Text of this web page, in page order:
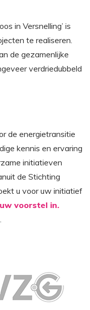
in Versnelling’ is
te realiseren.
de gezamenlijke
verdriedubbeld
de energietransitie
kennis en ervaring
initiatieven
de Stichting
u voor uw initiatief
voorstel in.
.